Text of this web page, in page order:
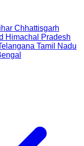
Chhattisgarh
Himachal Pradesh
Tamil Nadu